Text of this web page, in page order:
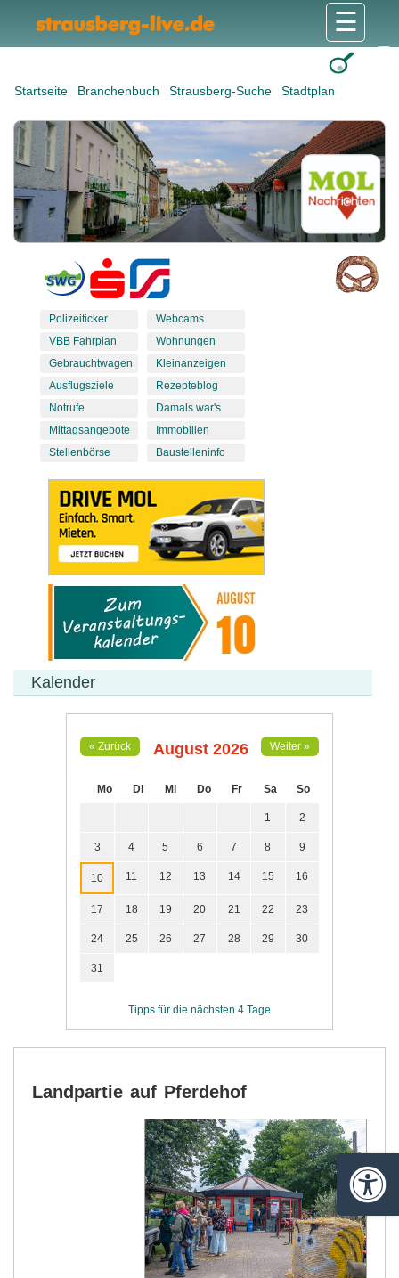
Startseite Branchenbuch Strausberg-Suche Stadtplan
☰
Polizeiticker
VBB Fahrplan
Gebrauchtwagen
Ausflugsziele
Notrufe
Mittagsangebote
Stellenbörse
Webcams
Wohnungen
Kleinanzeigen
Rezepteblog
Damals war's
Immobilien
Baustelleninfo
Kalender
« Zurück August 2026 Weiter »
Mo Di Mi Do Fr Sa So
1 2
3 4 5 6 7 8 9
10 11 12 13 14 15 16
17 18 19 20 21 22 23
24 25 26 27 28 29 30
31
Tipps für die nächsten 4 Tage
Landpartie auf Pferdehof